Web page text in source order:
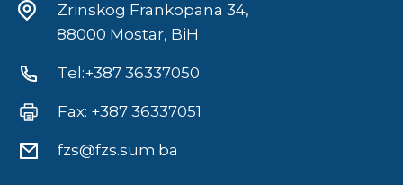
Zrinskog Frankopana 34,
88000 Mostar, BiH
Tel:+387 36337050
Fax: +387 36337051
fzs@fzs.sum.ba